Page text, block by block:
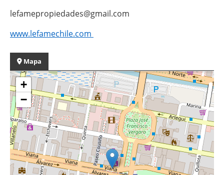
lefamepropiedades@gmail.com
www.lefamechile.com
Mapa
+
−